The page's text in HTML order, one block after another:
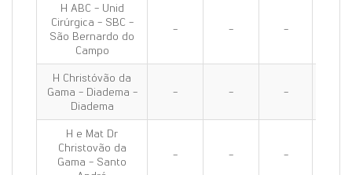
H ABC - Unid
Cirúrgica - SBC -
São Bernardo do
Campo
- - -
H Christóvão da
Gama - Diadema -
Diadema
- - -
H e Mat Dr
Christovão da
Gama - Santo
- - -